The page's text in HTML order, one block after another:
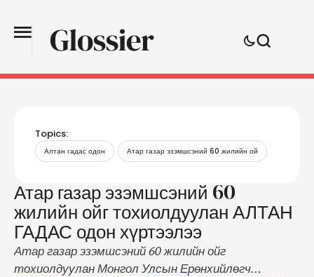
Topics:
Алтан гадас одон Атар газар эзэмшсэний 60 жилийн ой
Атар газар эзэмшсэний 60
жилийн ойг тохиолдуулан АЛТАН
ГАДАС одон хүртээлээ
Атар газар эзэмшсэний 60 жилийн ойг
тохиолдуулан Монгол Улсын Ерөнхийлөгч